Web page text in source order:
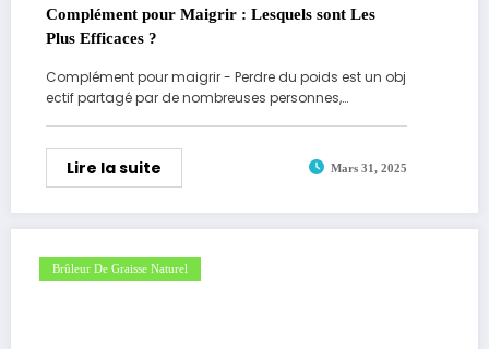
Complément pour Maigrir : Lesquels sont Les
Plus Efficaces ?
Complément pour maigrir - Perdre du poids est un obj
ectif partagé par de nombreuses personnes,…
Lire la suite Mars 31, 2025
Brûleur De Graisse Naturel